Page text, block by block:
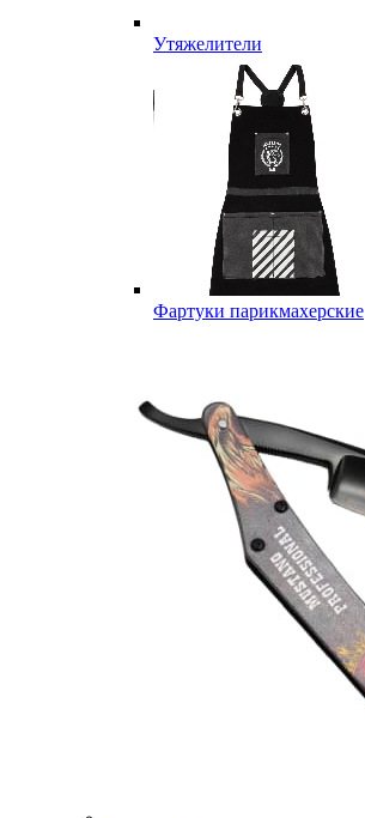
Утяжелители
Фартуки парикмахерские